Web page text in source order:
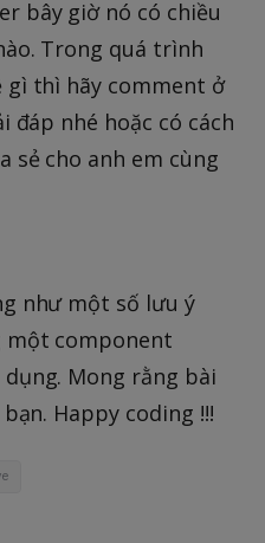
bây giờ nó có chiều
Trong quá trình
gì thì hãy comment ở
đáp nhé hoặc có cách
sẻ cho anh em cùng
như một số lưu ý
một component
Mong rằng bài
Happy coding !!!